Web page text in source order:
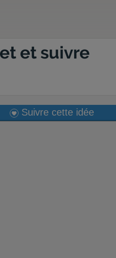
et suivre
Suivre cette idée